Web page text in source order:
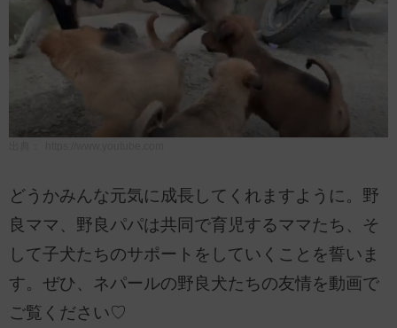
どうかみんな元気に成長してくれますように。野
良ママ、野良パパは共同で育児するママたち、そ
して子犬たちのサポートをしていくことを誓いま
す。ぜひ、ネパールの野良犬たちの友情を動画で
ご覧ください♡